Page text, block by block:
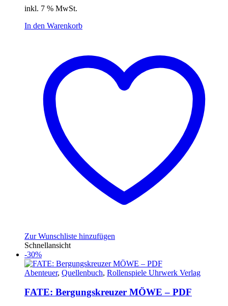
war:
ist:
inkl. 7 % MwSt.
In den Warenkorb
Zur Wunschliste hinzufügen
Schnellansicht
-30%
Abenteuer, Quellenbuch, Rollenspiele Uhrwerk Verlag
FATE: Bergungskreuzer MÖWE – PDF